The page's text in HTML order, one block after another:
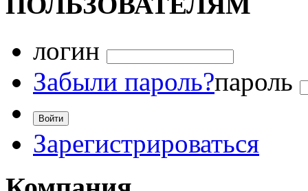
логин
Забыли пароль?пароль
Зарегистрироваться